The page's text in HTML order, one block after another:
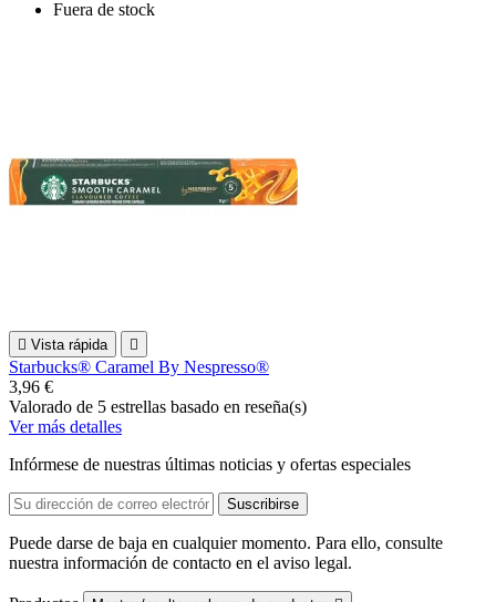
Fuera de stock
 Vista rápida 
Starbucks® Caramel By Nespresso®
3,96 €
Valorado de 5 estrellas basado en reseña(s)
Ver más detalles
Infórmese de nuestras últimas noticias y ofertas especiales
Puede darse de baja en cualquier momento. Para ello, consulte
nuestra información de contacto en el aviso legal.